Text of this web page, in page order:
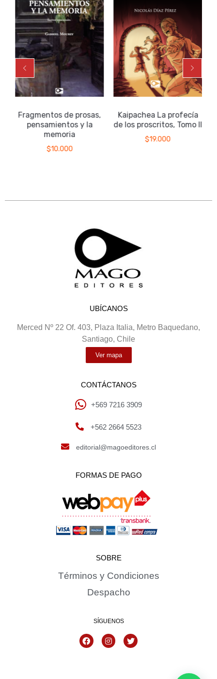
Fragmentos de prosas,
pensamientos y la
memoria
$10.000
Kaipachea La profecía
de los proscritos, Tomo II
$19.000
UBÍCANOS
Merced Nº 22 Of. 403, Plaza Italia, Metro Baquedano,
Santiago, Chile
Ver mapa
CONTÁCTANOS
+569 7216 3909
+562 2664 5523
editorial@magoeditores.cl
FORMAS DE PAGO
SOBRE
Términos y Condiciones
Despacho
SÍGUENOS